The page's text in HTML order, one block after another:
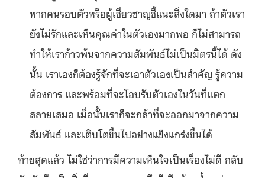
หากคนรอบตัวหรือผู้เชี่ยวชาญชี้แนะสิ่งใดมา ถ้าตัวเรา
ยังไม่รักและเห็นคุณค่าในตัวเองมากพอ ก็ไม่สามารถ
ทำให้เราก้าวพ้นจากความสัมพันธ์ไม่เป็นมิตรนี้ได้ ดัง
นั้น เราเองก็ต้องรู้จักที่จะเอาตัวเองเป็นสำคัญ รู้ความ
ต้องการ และพร้อมที่จะโอบรับตัวเองในวันที่แตก
สลายเสมอ เมื่อนั้นเราก็จะกล้าที่จะออกมาจากความ
สัมพันธ์ และเติบโตขึ้นไปอย่างแข็งแกร่งขึ้นได้
ท้ายสุดแล้ว ไม่ใช่ว่าการมีความเห็นใจเป็นเรื่องไม่ดี กลับ